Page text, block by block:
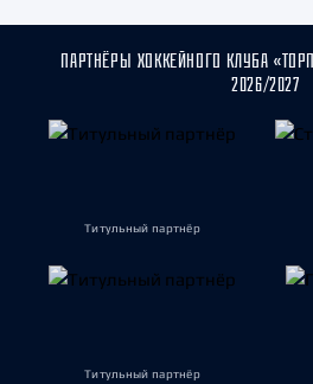
ПАРТНЁРЫ ХОККЕЙНОГО КЛУБА
2026/2027
Титульный партнёр
Титульный партнёр